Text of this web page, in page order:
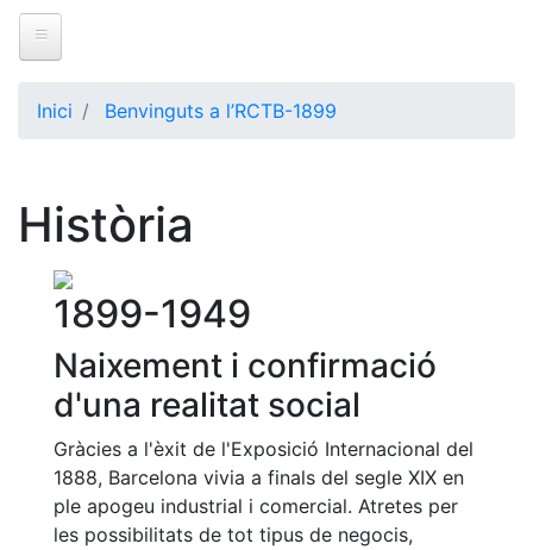
La nostra
història
Cronologia
Presidents
Organització
Junta
directiva
Comissions
i comités
Estructura
Inici Benvinguts a l’RCTB-1899
Història
1899-1949
Naixement i confirmació
d'una realitat social
Gràcies a l'èxit de l'Exposició Internacional del
1888, Barcelona vivia a finals del segle XIX en
ple apogeu industrial i comercial. Atretes per
les possibilitats de tot tipus de negocis,